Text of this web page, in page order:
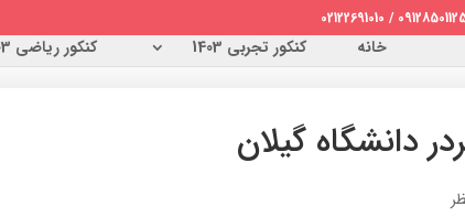
خانه کنکور تجربی 1403 کنکور ریاضی 1403
دانشگاه گیلان